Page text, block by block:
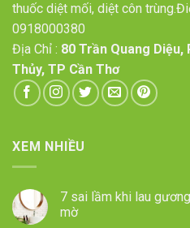
thuốc diệt mối, diệt côn
0918000380
Địa Chỉ : 80 Trần Quang Diệu,
Thủy, TP Cần Thơ
XEM NHIỀU
7 sai lầm khi lau
mờ